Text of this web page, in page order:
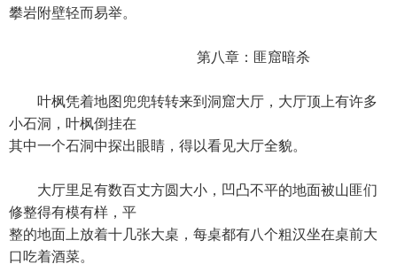
攀岩附壁轻而易举。
第八章：匪窟暗杀
叶枫凭着地图兜兜转转来到洞窟大厅，大厅顶上有许多
小石洞，叶枫倒挂在
其中一个石洞中探出眼睛，得以看见大厅全貌。
大厅里足有数百丈方圆大小，凹凸不平的地面被山匪们
修整得有模有样，平
整的地面上放着十几张大桌，每桌都有八个粗汉坐在桌前大
口吃着酒菜。